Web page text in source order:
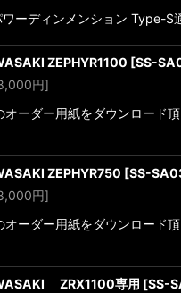
ワーディンメンション
ZEPHYR1100 [SS-
円]
ーダー用紙をダウンロード
ZEPHYR750 [SS-
円]
ーダー用紙をダウンロード
ZRX1100専用 [SS-